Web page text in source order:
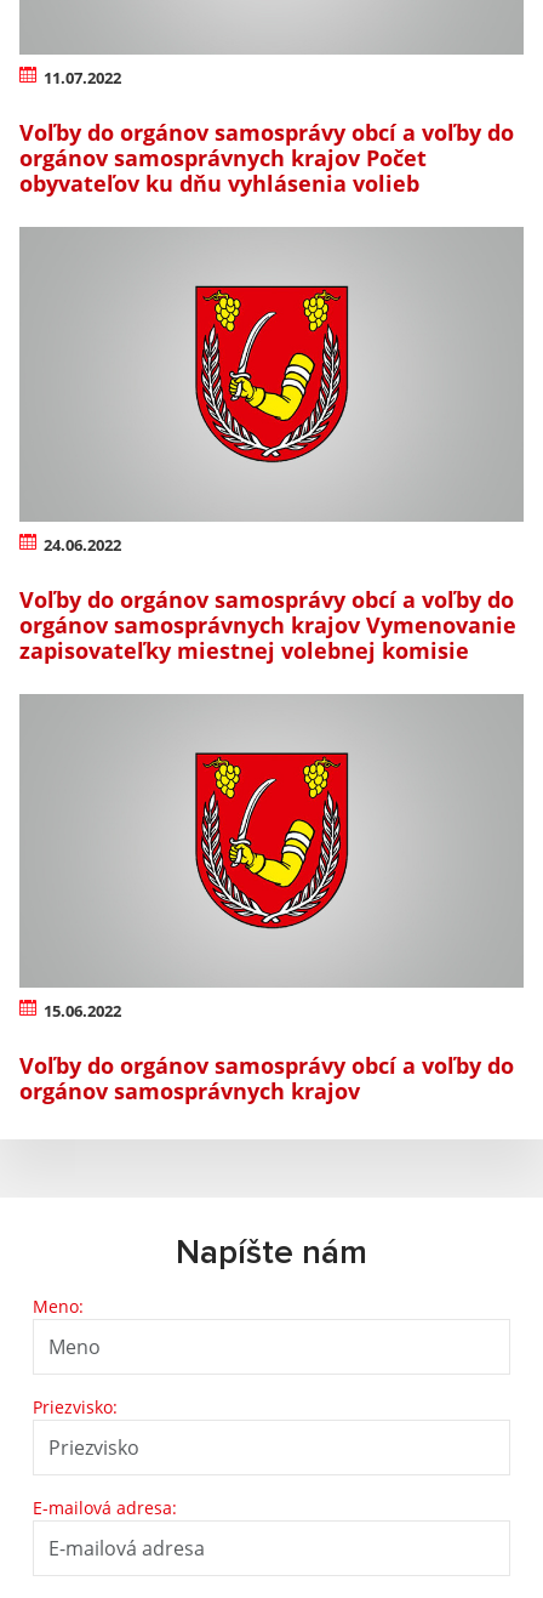
11.07.2022
Voľby do orgánov samosprávy obcí a voľby do
orgánov samosprávnych krajov Počet
obyvateľov ku dňu vyhlásenia volieb
24.06.2022
Voľby do orgánov samosprávy obcí a voľby do
orgánov samosprávnych krajov Vymenovanie
zapisovateľky miestnej volebnej komisie
15.06.2022
Voľby do orgánov samosprávy obcí a voľby do
orgánov samosprávnych krajov
Napíšte nám
Meno:
Priezvisko:
E-mailová adresa: